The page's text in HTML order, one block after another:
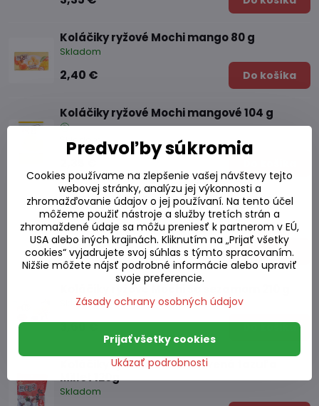
Koláčiky ryžové Mochi mango 80 g
Skladom
2,40 € Do košíka
Koláčiky ryžové Mochi mangové 104 g
Skladom
Koláčiky ryžové Mochi mix ovocné 120g
Skladom
2,80 € Do košíka
Koláčiky ryžové Mochi so sezamom 210 g
Skladom
3,60 €
Koláčiky ryžové Mochi červená fazuľa
Millet 120g
Skladom
Predvoľby súkromia
Cookies používame na zlepšenie vašej návštevy tejto
webovej stránky, analýzu jej výkonnosti a
zhromažďovanie údajov o jej používaní. Na tento účel
môžeme použiť nástroje a služby tretích strán a
zhromaždené údaje sa môžu preniesť k partnerom v EÚ,
USA alebo iných krajinách. Kliknutím na „Prijať všetky
cookies“ vyjadrujete svoj súhlas s týmto spracovaním.
Nižšie môžete nájsť podrobné informácie alebo upraviť
svoje preferencie.
Zásady ochrany osobných údajov
Ukázať podrobnosti
Prijať všetky cookies